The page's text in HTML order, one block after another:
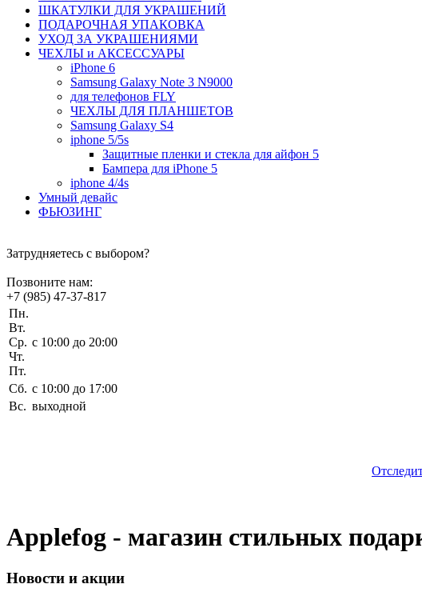
ШКАТУЛКИ ДЛЯ УКРАШЕНИЙ
ПОДАРОЧНАЯ УПАКОВКА
УХОД ЗА УКРАШЕНИЯМИ
ЧEХЛЫ и АКСЕССУАРЫ
iPhone 6
Samsung Galaxy Note 3 N9000
для телефонов FLY
ЧЕХЛЫ ДЛЯ ПЛАНШЕТОВ
Samsung Galaxy S4
iphone 5/5s
Защитные пленки и стекла для айфон 5
Бампера для iPhone 5
iphone 4/4s
Умный девайс
ФЬЮЗИНГ
Затрудняетесь с выбором?
Позвоните нам:
+7 (985) 47-37-817
Пн.
Вт.
Ср.
Чт.
Пт.
c 10:00 до 20:00
Сб. c 10:00 до 17:00
Вс. выходной
Applefog - магазин стильных
Новости и акции